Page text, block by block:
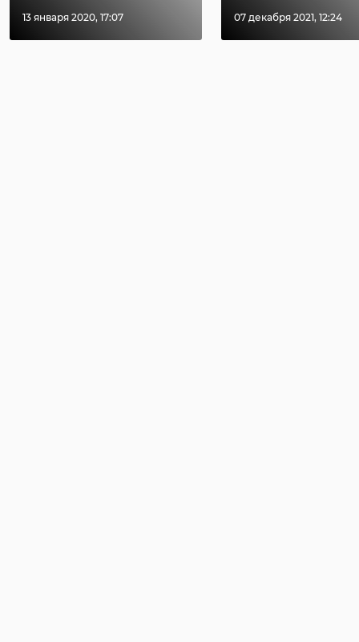
13 января 2020, 17:07 07 декабря 2021, 12:24